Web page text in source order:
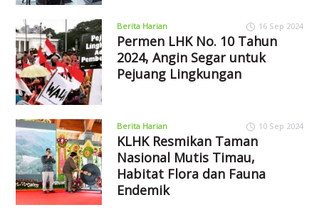
Berita Harian 16 Sep 2024
Permen LHK No. 10 Tahun
2024, Angin Segar untuk
Pejuang Lingkungan
Berita Harian 10 Sep 2024
KLHK Resmikan Taman
Nasional Mutis Timau,
Habitat Flora dan Fauna
Endemik